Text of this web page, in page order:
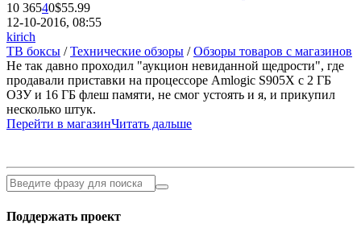
10 36540$55.99
12-10-2016, 08:55
kirich
ТВ боксы /Технические обзоры /Обзоры товаров с магазинов
Не так давно проходил "аукцион невиданной щедрости", где
продавали приставки на процессоре Amlogic S905X с 2 ГБ
ОЗУ и 16 ГБ флеш памяти, не смог устоять и я, и прикупил
несколько штук.
Перейти в магазинЧитать дальше
Поддержать проект